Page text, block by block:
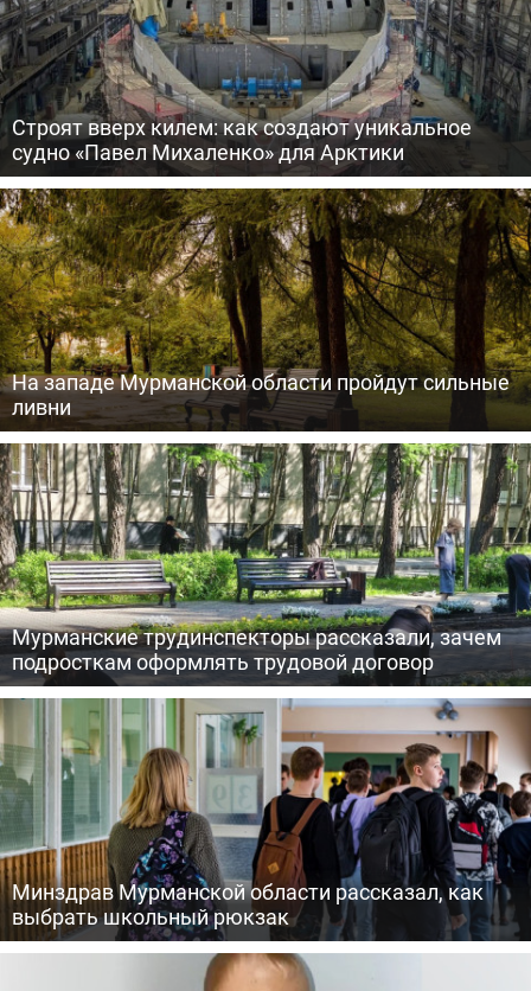
Строят вверх килем: как создают уникальное
судно «Павел Михаленко» для Арктики
На западе Мурманской области пройдут сильные
ливни
Мурманские трудинспекторы рассказали, зачем
подросткам оформлять трудовой договор
Минздрав Мурманской области рассказал, как
выбрать школьный рюкзак